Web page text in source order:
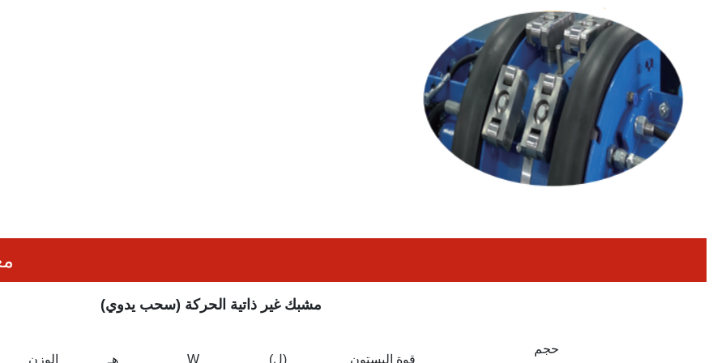
مشبك غير ذاتية الحركة (سحب يدوي)
حجم
قوة البستون (ل) W هـ الوزن